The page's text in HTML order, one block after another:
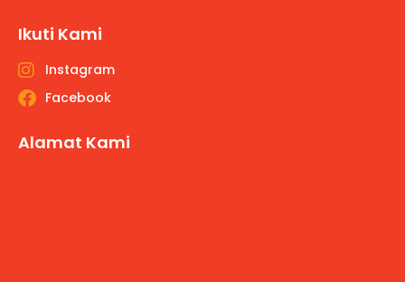
Ikuti Kami
Instagram
Facebook
Alamat Kami